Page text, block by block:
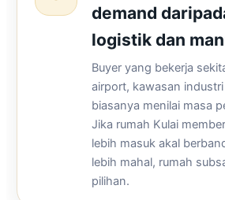
demand
logistik dan
Buyer yang bekerja
airport, kawasan
biasanya menilai masa
Jika rumah Kulai
lebih masuk akal
lebih mahal, rumah
pilihan.